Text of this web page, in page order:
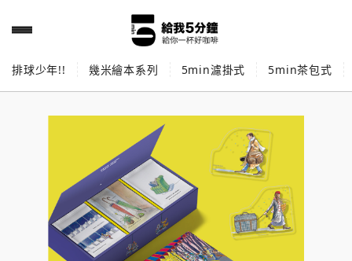
排球少年!! 幾米繪本系列 5min濾掛式 5min茶包式